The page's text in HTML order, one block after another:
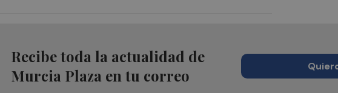
Recibe toda la actualidad de
Murcia Plaza en tu correo